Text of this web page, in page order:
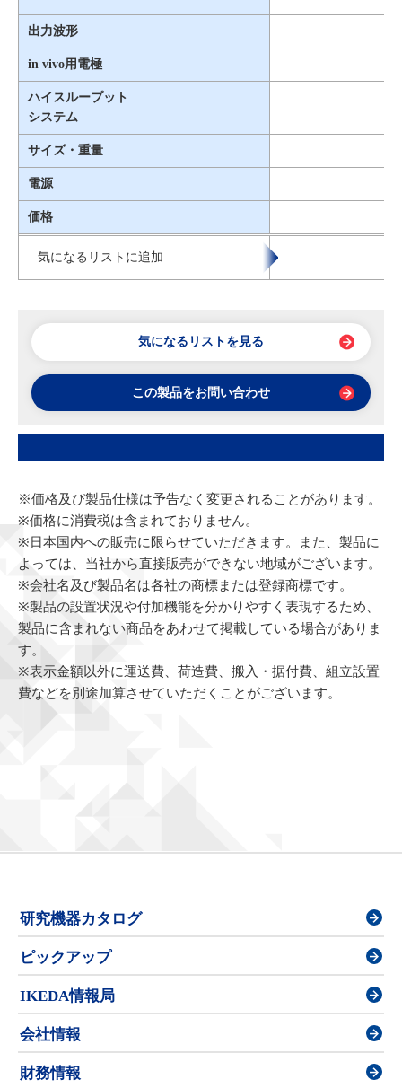
出力波形
in vivo用電極
ハイスループット
システム
サイズ・重量
電源
価格
気になるリストに追加
気になるリストを見る
この製品をお問い合わせ
※価格及び製品仕様は予告なく変更されることがあります。
※価格に消費税は含まれておりません。
※日本国内への販売に限らせていただきます。また、製品に
よっては、当社から直接販売ができない地域がございます。
※会社名及び製品名は各社の商標または登録商標です。
※製品の設置状況や付加機能を分かりやすく表現するため、
製品に含まれない商品をあわせて掲載している場合がありま
す。
※表示金額以外に運送費、荷造費、搬入・据付費、組立設置
費などを別途加算させていただくことがございます。
研究機器カタログ
ピックアップ
IKEDA情報局
会社情報
財務情報